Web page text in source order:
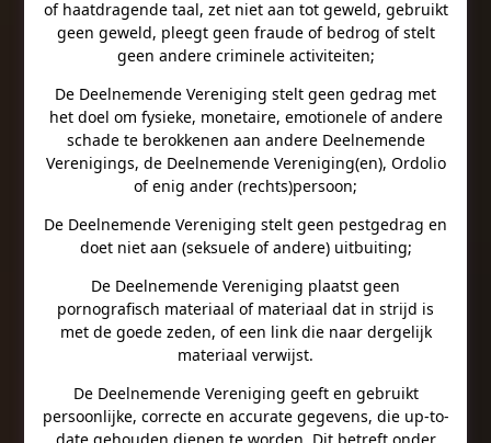
of haatdragende taal, zet niet aan tot geweld, gebruikt
geen geweld, pleegt geen fraude of bedrog of stelt
geen andere criminele activiteiten;
De Deelnemende Vereniging stelt geen gedrag met
het doel om fysieke, monetaire, emotionele of andere
schade te berokkenen aan andere Deelnemende
Verenigings, de Deelnemende Vereniging(en), Ordolio
of enig ander (rechts)persoon;
De Deelnemende Vereniging stelt geen pestgedrag en
doet niet aan (seksuele of andere) uitbuiting;
De Deelnemende Vereniging plaatst geen
pornografisch materiaal of materiaal dat in strijd is
met de goede zeden, of een link die naar dergelijk
materiaal verwijst.
De Deelnemende Vereniging geeft en gebruikt
persoonlijke, correcte en accurate gegevens, die up-to-